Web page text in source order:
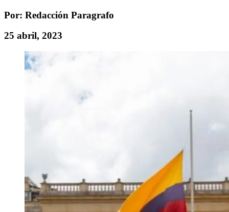
Por: Redacción Paragrafo
25 abril, 2023